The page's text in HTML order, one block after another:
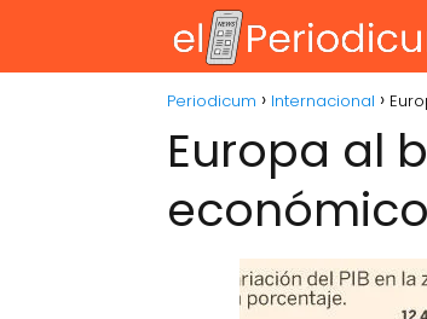
Periodicum Internacional
Europa al